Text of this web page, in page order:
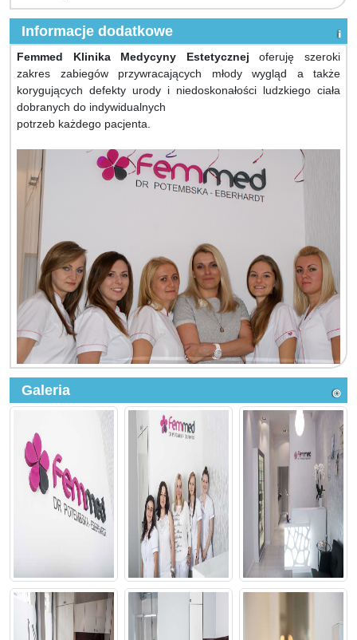
Informacje dodatkowe
Femmed Klinika Medycyny Estetycznej oferuję szeroki
zakres zabiegów przywracających młody wygląd a także
korygujących defekty urody i niedoskonałości ludzkiego ciała
dobranych do indywidualnych
potrzeb każdego pacjenta.
Galeria